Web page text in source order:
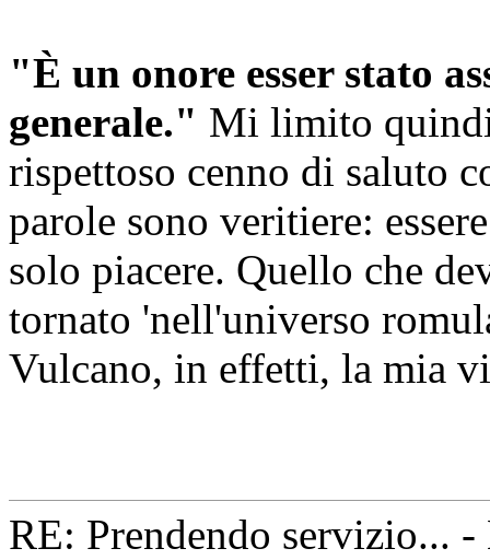
"È un onore esser stato
generale." Mi limito quindi
rispettoso cenno di saluto
parole sono veritiere:
solo piacere. Quello che
tornato 'nell'universo
Vulcano, in effetti, la mia
RE: Prendendo servizio...